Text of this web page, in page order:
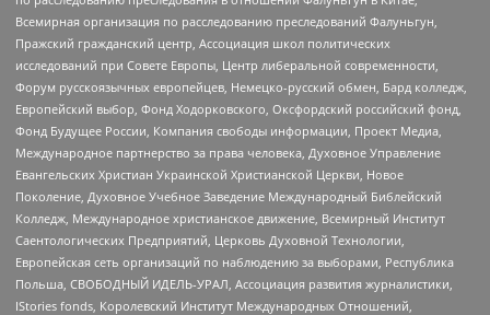
Всемирная организация по расследованию преследований Фалуньгун,
Пражский гражданский центр, Ассоциация школ политических
исследований при Совете Европы, Центр либеральной современности,
Форум русскоязычных европейцев, Немецко-русский обмен, Бард колледж,
Европейский выбор, Фонд Ходорковского, Оксфордский российский фонд,
Фонд Будущее России, Компания свободы информации, Проект Медиа,
Международное партнерство за права человека, Духовное Управление
Евангельских Христиан Украинской Христианской Церкви, Новое
Поколение, Духовное Учебное Заведение Международный Библейский
Колледж, Международное христианское движение, Всемирный Институт
Саентологических Предприятий, Церковь Духовной Технологии,
Европейская сеть организаций по наблюдению за выборами, Республика
Польша, СВОБОДНЫЙ ИДЕЛЬ-УРАЛ, Ассоциация развития журналистики,
IStories fonds, Королевский Институт Международных Отношений,